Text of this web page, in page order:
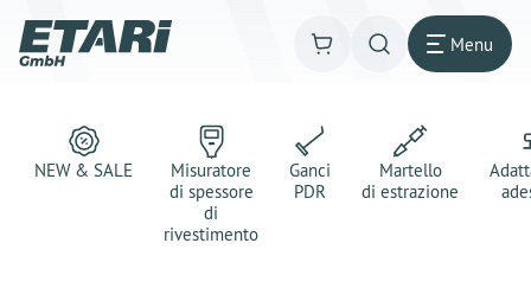
Menu
NEW & SALE
Misuratore
di spessore
di
rivestimento
Ganci
PDR
Martello
di estrazione